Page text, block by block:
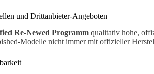
und Drittanbieter-Angeboten
Re-Newed Programm qualitativ hohe,
Modelle nicht immer mit offizieller